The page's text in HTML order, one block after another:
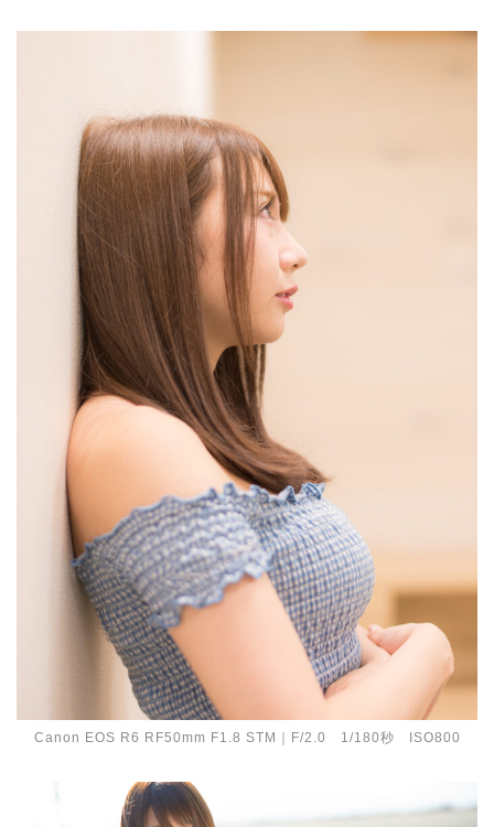
Canon EOS R6 RF50mm F1.8 STM｜F/2.0 1/180秒 ISO800